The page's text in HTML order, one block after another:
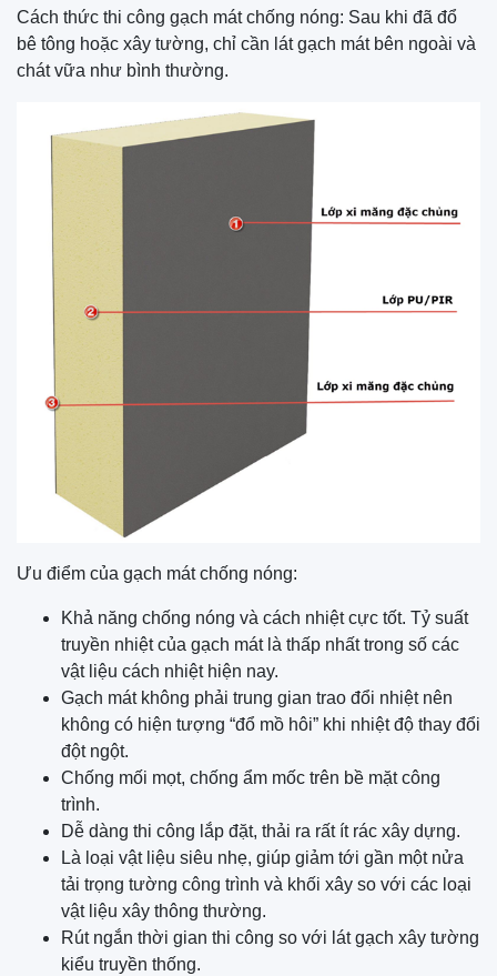
Cách thức thi công gạch mát chống nóng: Sau khi đã đổ
bê tông hoặc xây tường, chỉ cần lát gạch mát bên ngoài và
chát vữa như bình thường.
Ưu điểm của gạch mát chống nóng:
Khả năng chống nóng và cách nhiệt cực tốt. Tỷ suất
truyền nhiệt của gạch mát là thấp nhất trong số các
vật liệu cách nhiệt hiện nay.
Gạch mát không phải trung gian trao đổi nhiệt nên
không có hiện tượng “đổ mồ hôi” khi nhiệt độ thay đổi
đột ngột.
Chống mối mọt, chống ẩm mốc trên bề mặt công
trình.
Dễ dàng thi công lắp đặt, thải ra rất ít rác xây dựng.
Là loại vật liệu siêu nhẹ, giúp giảm tới gần một nửa
tải trọng tường công trình và khối xây so với các loại
vật liệu xây thông thường.
Rút ngắn thời gian thi công so với lát gạch xây tường
kiểu truyền thống.